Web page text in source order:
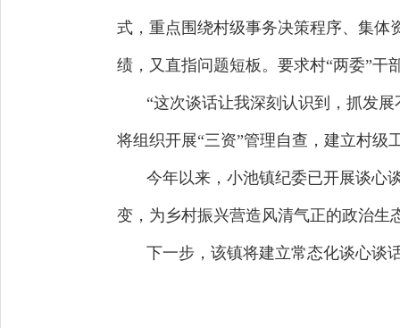
式，重点围绕村级事务决策程序、集体
绩，又直指问题短板。要求村“两委”干
“这次谈话让我深刻认识到，抓发
将组织开展“三资”管理自查，建立村
今年以来，小池镇纪委已开展谈心
变，为乡村振兴营造风清气正的政治生
下一步，该镇将建立常态化谈心谈